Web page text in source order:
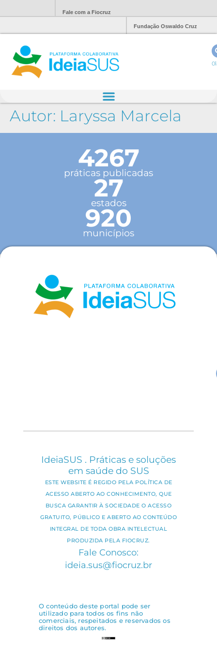
Fale com a Fiocruz
Fundação Oswaldo Cruz
Autor: Laryssa Marcela
4267
práticas publicadas
27
estados
920
municípios
IdeiaSUS . Práticas e soluções
em saúde do SUS
ESTE WEBSITE É REGIDO PELA POLÍTICA DE
ACESSO ABERTO AO CONHECIMENTO, QUE
BUSCA GARANTIR À SOCIEDADE O ACESSO
GRATUITO, PÚBLICO E ABERTO AO CONTEÚDO
INTEGRAL DE TODA OBRA INTELECTUAL
PRODUZIDA PELA FIOCRUZ.
Fale Conosco:
ideia.sus@fiocruz.br
O conteúdo deste portal pode ser
utilizado para todos os fins não
comerciais, respeitados e reservados os
direitos dos autores.